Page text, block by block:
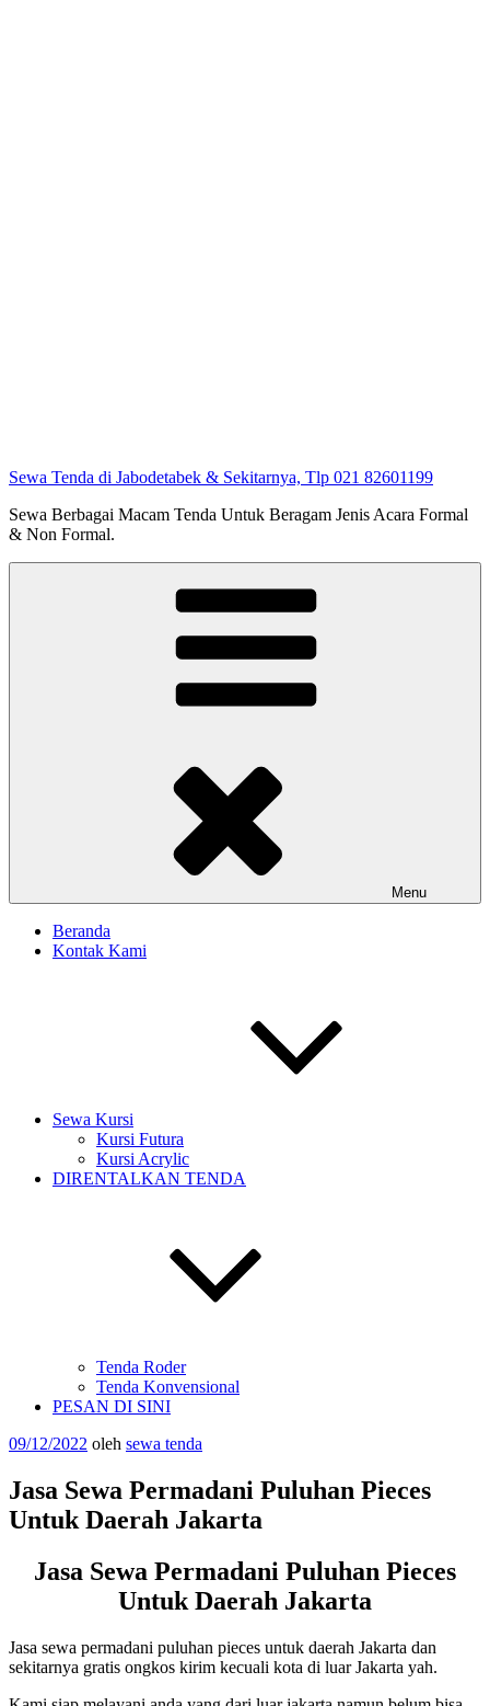
Sewa Tenda di Jabodetabek & Sekitarnya, Tlp 021 82601199
Sewa Berbagai Macam Tenda Untuk Beragam Jenis Acara Formal
& Non Formal.
Menu
Beranda
Kontak Kami
Sewa Kursi
Kursi Futura
Kursi Acrylic
DIRENTALKAN TENDA
Tenda Roder
Tenda Konvensional
PESAN DI SINI
Diposkan
09/12/2022 oleh sewa tenda
Jasa Sewa Permadani Puluhan Pieces
Untuk Daerah Jakarta
Jasa Sewa Permadani Puluhan Pieces
Untuk Daerah Jakarta
Jasa sewa permadani puluhan pieces untuk daerah Jakarta dan
sekitarnya gratis ongkos kirim kecuali kota di luar Jakarta yah.